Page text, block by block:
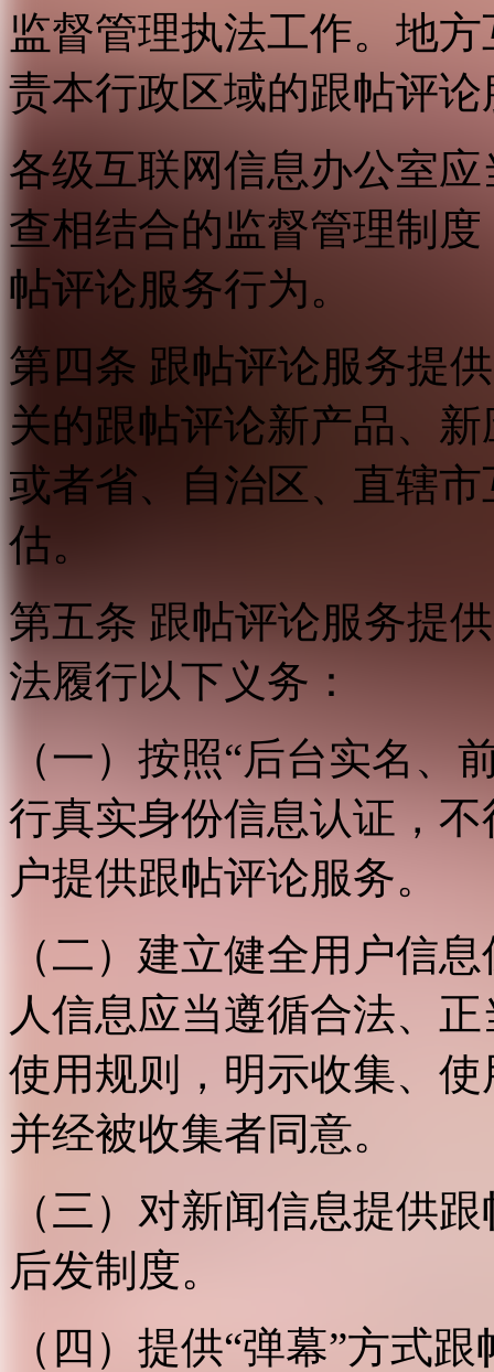
监督管理执法工作。地
责本行政区域的跟帖评
各级互联网信息办公室
查相结合的监督管理制
帖评论服务行为。
第四条 跟帖评论服务提
关的跟帖评论新产品、
或者省、自治区、直辖
估。
第五条 跟帖评论服务提
法履行以下义务：
（一）按照“后台实名、
行真实身份信息认证，
户提供跟帖评论服务。
（二）建立健全用户信
人信息应当遵循合法、
使用规则，明示收集、
并经被收集者同意。
（三）对新闻信息提供
后发制度。
（四）提供“弹幕”方式